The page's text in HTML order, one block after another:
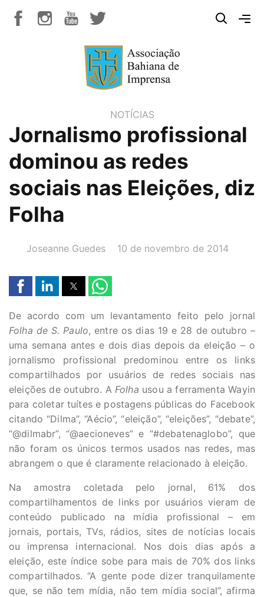
NOTÍCIAS
Jornalismo profissional
dominou as redes
sociais nas Eleições, diz
Folha
AUTOR(A):
Joseanne Guedes DATA:
10 de novembro de 2014
De acordo com um levantamento feito pelo jornal
Folha de S. Paulo, entre os dias 19 e 28 de outubro –
uma semana antes e dois dias depois da eleição – o
jornalismo profissional predominou entre os links
compartilhados por usuários de redes sociais nas
eleições de outubro. AFolha usou a ferramenta Wayin
para coletar tuítes e postagens públicas do Facebook
citando “Dilma”, “Aécio”, “eleição”, “eleições”, “debate”,
“@dilmabr”, “@aecioneves” e “#debatenaglobo”, que
não foram os únicos termos usados nas redes, mas
abrangem o que é claramente relacionado à eleição.
Na amostra coletada pelo jornal, 61% dos
compartilhamentos de links por usuários vieram de
conteúdo publicado na mídia profissional – em
jornais, portais, TVs, rádios, sites de notícias locais
ou imprensa internacional. Nos dois dias após a
eleição, este índice sobe para mais de 70% dos links
compartilhados. “A gente pode dizer tranquilamente
que, se não tem mídia, não tem mídia social”, afirma